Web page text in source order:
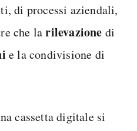
di processi aziendali,
che larilevazione di
e la condivisione di
cassetta digitale si